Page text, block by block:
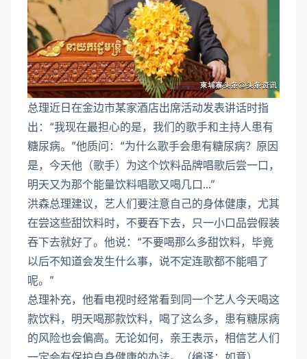
总理近日在金边市某家酒店出席活动发表讲话时指
出：“我现在最担心的是，我们的歌手和主持人患有
糖尿病。”他质问：“为什么歌手会患有糖尿病？原因
是，今天他（歌手）为这个饮料品牌唱歌后尝一口，
明天又为那个能量饮料唱歌又喝几口...”
洪森总理建议，艺人们要注意自己的身体健康，尤其
在尝这些甜饮料时，不要吞下去，只一小口品尝假装
吞下去就好了。他说：“不要喝那么多甜饮料，毕竟
以后不知道会发生什么事，说不定连歌都不能唱了
呢。”
总理补充，他看电视时经常看到同一个艺人今天喝这
款饮料，明天喝那款饮料，喝了这么多，患有糖尿病
的风险也会偏高。无论如何，亲王表示，相信艺人们